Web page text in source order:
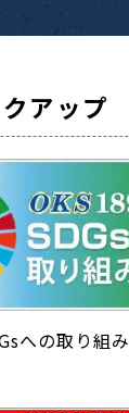
アップ
への取り組み